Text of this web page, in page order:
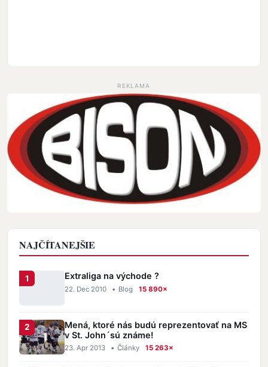
REKLAMA
NAJČÍTANEJŠIE
Extraliga na východe ?
22. Dec 2010 • Blog 15 890×
Mená, ktoré nás budú reprezentovať na MS
v St. John´sú známe!
23. Apr 2013 • Články 15 263×